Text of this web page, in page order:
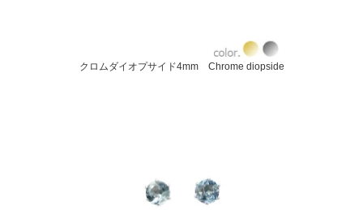
クロムダイオプサイド4mm Chrome diopside